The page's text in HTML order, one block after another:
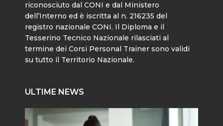
riconosciuto dal CONI e dal Ministero
dell’Interno ed è iscritta al n. 216235 del
registro nazionale CONI. Il Diploma e il
Tesserino Tecnico Nazionale rilasciati al
termine dei Corsi Personal Trainer sono validi
su tutto il Territorio Nazionale.
ULTIME NEWS